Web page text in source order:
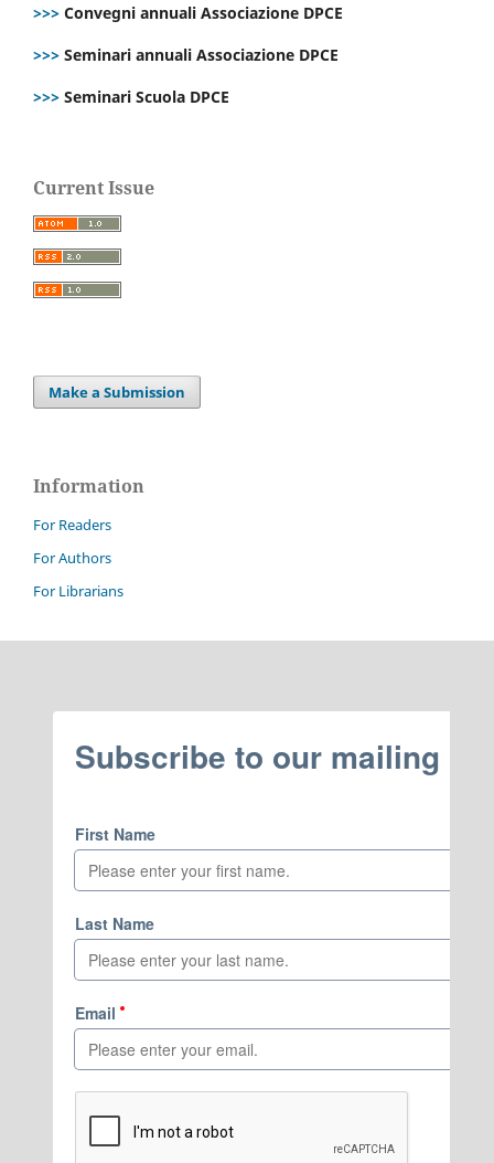
>>> Convegni annuali Associazione DPCE
>>> Seminari annuali Associazione DPCE
>>> Seminari Scuola DPCE
Current Issue
Make a Submission
Information
For Readers
For Authors
For Librarians